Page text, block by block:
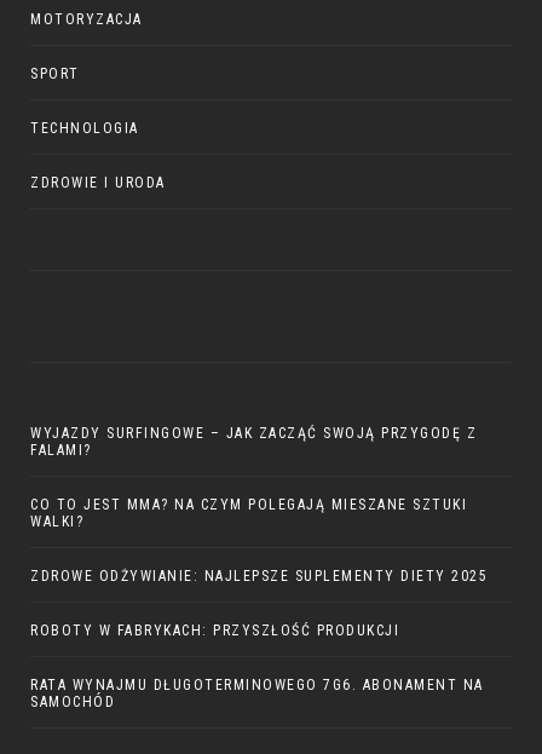
MOTORYZACJA
SPORT
TECHNOLOGIA
ZDROWIE I URODA
WYJAZDY SURFINGOWE – JAK ZACZĄĆ SWOJĄ PRZYGODĘ Z
FALAMI?
CO TO JEST MMA? NA CZYM POLEGAJĄ MIESZANE SZTUKI
WALKI?
ZDROWE ODŻYWIANIE: NAJLEPSZE SUPLEMENTY DIETY 2025
ROBOTY W FABRYKACH: PRZYSZŁOŚĆ PRODUKCJI
RATA WYNAJMU DŁUGOTERMINOWEGO 7G6. ABONAMENT NA
SAMOCHÓD